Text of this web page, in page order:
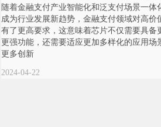
随着金融支付产业智能化和泛支付场景一体
成为行业发展新趋势，金融支付领域对高价
有了更高要求，这意味着芯片不仅需要具备
更强功能，还需要适应更加多样化的应用场
更多创新
2024-04-22